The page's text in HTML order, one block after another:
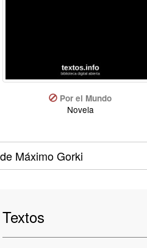
Por el Mundo
Novela
Máximo Gorki
Textos